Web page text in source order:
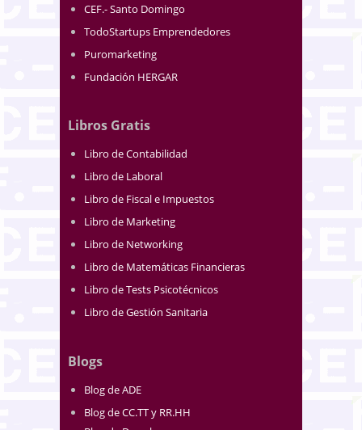
CEF.- Santo Domingo
TodoStartups Emprendedores
Puromarketing
Fundación HERGAR
Libros Gratis
Libro de Contabilidad
Libro de Laboral
Libro de Fiscal e Impuestos
Libro de Marketing
Libro de Networking
Libro de Matemáticas Financieras
Libro de Tests Psicotécnicos
Libro de Gestión Sanitaria
Blogs
Blog de ADE
Blog de CC.TT y RR.HH